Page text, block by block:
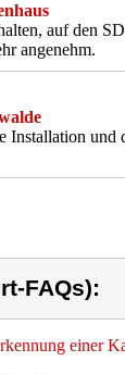
auf den
angenehm.
Installation
FAQs):
einer